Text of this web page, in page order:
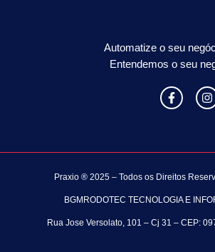
Automatize o seu
Entendemos o seu
Praxio ® 2025 – Todos os Direitos
BGMRODOTEC TECNOLOGIA E
Rua Jose Versolato, 101 – Cj 31 – CEP: